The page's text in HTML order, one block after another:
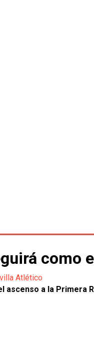
Flores" por
de Sow
Rodri agita
como
Atlético
ascenso a la Primera